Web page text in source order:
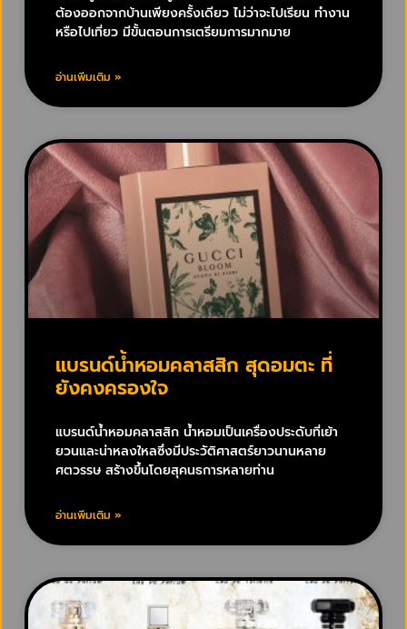
ต้องออกจากบ้านเพียงครั้งเดียว ไม่ว่าจะไปเรียน ทำงาน
หรือไปเที่ยว มีขั้นตอนการเตรียมการมากมาย
อ่านเพิ่มเติม »
แบรนด์น้ำหอมคลาสสิก สุดอมตะ ที่
ยังคงครองใจ
แบรนด์น้ำหอมคลาสสิก น้ำหอมเป็นเครื่องประดับที่เย้า
ยวนและน่าหลงใหลซึ่งมีประวัติศาสตร์ยาวนานหลาย
ศตวรรษ สร้างขึ้นโดยสุคนธการหลายท่าน
อ่านเพิ่มเติม »